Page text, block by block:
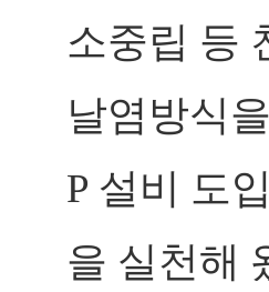
소중립 등
날염방식
P 설비 도
을 실천해